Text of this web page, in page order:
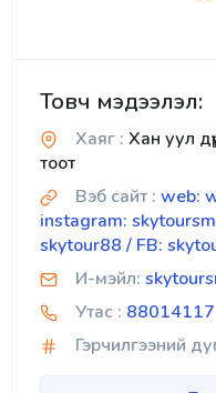
Товч мэдээлэл:
Хаяг : Хан уул
тоот
Вэб сайт : web:
instagram:
skytour88 / FB:
И-мэйл:
Утас : 88014117
Гэрчилгээний